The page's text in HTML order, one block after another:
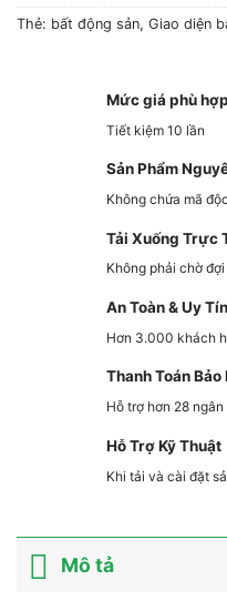
Thẻ: bất động sản, Giao diện
Mức giá phù hợp
Tiết kiệm 10 lần
Sản Phẩm
Không chứa mã độc
Tải Xuống Trực
Không phải chờ đợi
An Toàn & Uy Tín
Hơn 3.000 khách
Thanh Toán Bảo
Hỗ trợ hơn 28
Hỗ Trợ Kỹ Thuật
Khi tải và cài đặt
Mô tả